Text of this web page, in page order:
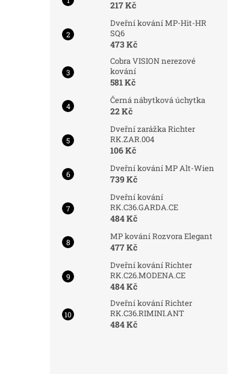
217 Kč
Dveřní kování MP-Hit-HR
SQ6
473 Kč
Cobra VISION nerezové
kování
581 Kč
Černá nábytková úchytka
22 Kč
Dveřní zarážka Richter
RK.ZAR.004
106 Kč
Dveřní kování MP Alt-Wien
739 Kč
Dveřní kování
RK.C36.GARDA.CE
484 Kč
MP kování Rozvora Elegant
477 Kč
Dveřní kování Richter
RK.C26.MODENA.CE
484 Kč
Dveřní kování Richter
RK.C36.RIMINI.ANT
484 Kč